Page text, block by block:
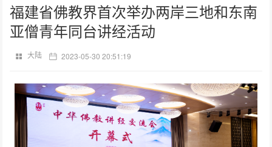
福建省佛教界首次举办两岸三地和东南
亚僧青年同台讲经活动
大陆 2023-05-30 20:51:19